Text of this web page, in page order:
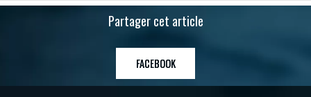
Partager cet article
FACEBOOK